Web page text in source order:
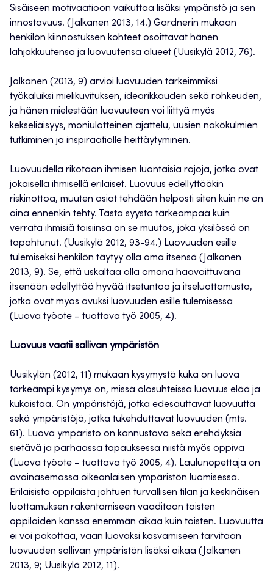
Sisäiseen motivaatioon vaikuttaa lisäksi ympäristö ja sen
innostavuus. (Jalkanen 2013, 14.) Gardnerin mukaan
henkilön kiinnostuksen kohteet osoittavat hänen
lahjakkuutensa ja luovuutensa alueet (Uusikylä 2012, 76).
Jalkanen (2013, 9) arvioi luovuuden tärkeimmiksi
työkaluiksi mielikuvituksen, idearikkauden sekä rohkeuden,
ja hänen mielestään luovuuteen voi liittyä myös
kekseliäisyys, moniulotteinen ajattelu, uusien näkökulmien
tutkiminen ja inspiraatiolle heittäytyminen.
Luovuudella rikotaan ihmisen luontaisia rajoja, jotka ovat
jokaisella ihmisellä erilaiset. Luovuus edellyttääkin
riskinottoa, muuten asiat tehdään helposti siten kuin ne on
aina ennenkin tehty. Tästä syystä tärkeämpää kuin
verrata ihmisiä toisiinsa on se muutos, joka yksilössä on
tapahtunut. (Uusikylä 2012, 93-94.) Luovuuden esille
tulemiseksi henkilön täytyy olla oma itsensä (Jalkanen
2013, 9). Se, että uskaltaa olla omana haavoittuvana
itsenään edellyttää hyvää itsetuntoa ja itseluottamusta,
jotka ovat myös avuksi luovuuden esille tulemisessa
(Luova työote – tuottava työ 2005, 4).
Luovuus vaatii sallivan ympäristön
Uusikylän (2012, 11) mukaan kysymystä kuka on luova
tärkeämpi kysymys on, missä olosuhteissa luovuus elää ja
kukoistaa. On ympäristöjä, jotka edesauttavat luovuutta
sekä ympäristöjä, jotka tukehduttavat luovuuden (mts.
61). Luova ympäristö on kannustava sekä erehdyksiä
sietävä ja parhaassa tapauksessa niistä myös oppiva
(Luova työote – tuottava työ 2005, 4). Laulunopettaja on
avainasemassa oikeanlaisen ympäristön luomisessa.
Erilaisista oppilaista johtuen turvallisen tilan ja keskinäisen
luottamuksen rakentamiseen vaaditaan toisten
oppilaiden kanssa enemmän aikaa kuin toisten. Luovuutta
ei voi pakottaa, vaan luovaksi kasvamiseen tarvitaan
luovuuden sallivan ympäristön lisäksi aikaa (Jalkanen
2013, 9; Uusikylä 2012, 11).